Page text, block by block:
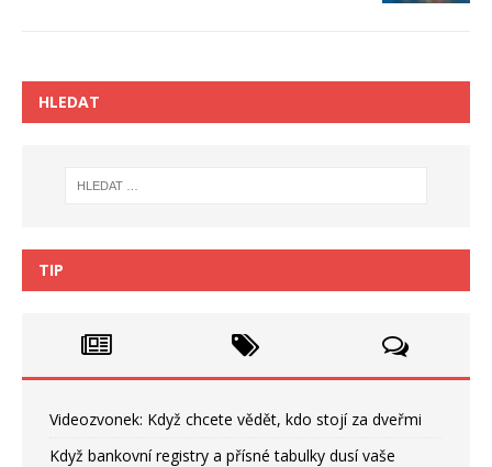
HLEDAT
TIP
Videozvonek: Když chcete vědět, kdo stojí za dveřmi
Když bankovní registry a přísné tabulky dusí vaše